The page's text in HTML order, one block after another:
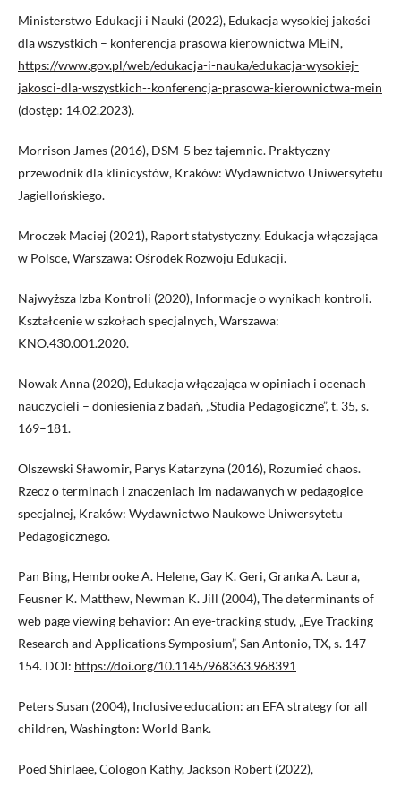
Ministerstwo Edukacji i Nauki (2022), Edukacja wysokiej jakości
dla wszystkich – konferencja prasowa kierownictwa MEiN,
https://www.gov.pl/web/edukacja-i-nauka/edukacja-wysokiej-
jakosci-dla-wszystkich--konferencja-prasowa-kierownictwa-mein
(dostęp: 14.02.2023).
Morrison James (2016), DSM-5 bez tajemnic. Praktyczny
przewodnik dla klinicystów, Kraków: Wydawnictwo Uniwersytetu
Jagiellońskiego.
Mroczek Maciej (2021), Raport statystyczny. Edukacja włączająca
w Polsce, Warszawa: Ośrodek Rozwoju Edukacji.
Najwyższa Izba Kontroli (2020), Informacje o wynikach kontroli.
Kształcenie w szkołach specjalnych, Warszawa:
KNO.430.001.2020.
Nowak Anna (2020), Edukacja włączająca w opiniach i ocenach
nauczycieli – doniesienia z badań, „Studia Pedagogiczne”, t. 35, s.
169–181.
Olszewski Sławomir, Parys Katarzyna (2016), Rozumieć chaos.
Rzecz o terminach i znaczeniach im nadawanych w pedagogice
specjalnej, Kraków: Wydawnictwo Naukowe Uniwersytetu
Pedagogicznego.
Pan Bing, Hembrooke A. Helene, Gay K. Geri, Granka A. Laura,
Feusner K. Matthew, Newman K. Jill (2004), The determinants of
web page viewing behavior: An eye-tracking study, „Eye Tracking
Research and Applications Symposium”, San Antonio, TX, s. 147–
154. DOI: https://doi.org/10.1145/968363.968391
Peters Susan (2004), Inclusive education: an EFA strategy for all
children, Washington: World Bank.
Poed Shirlaee, Cologon Kathy, Jackson Robert (2022),